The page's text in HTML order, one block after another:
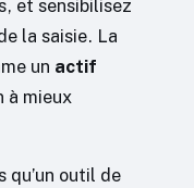
et sensibilisez
la saisie. La
un actif
à mieux
qu’un outil de